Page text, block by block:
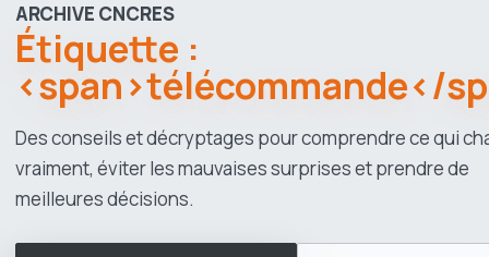
ARCHIVE CNCRES
Étiquette :
<span>télécommande</
Des conseils et décryptages pour comprendre ce qui
vraiment, éviter les mauvaises surprises et prendre de
meilleures décisions.